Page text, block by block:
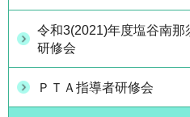
令和3(2021)年度塩谷南
研修会
ＰＴＡ指導者研修会